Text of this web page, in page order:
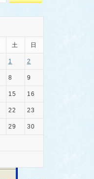
土 日
1 2
8 9
15 16
22 23
29 30